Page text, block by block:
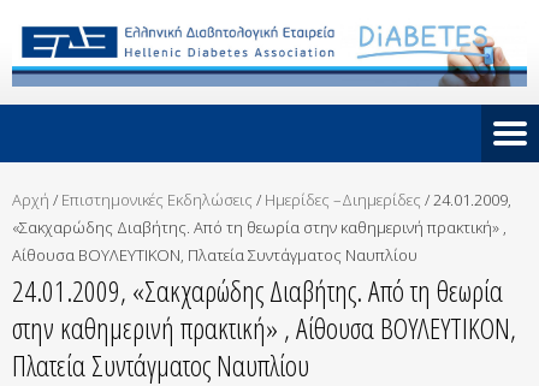
Αρχή / Επιστημονικές Εκδηλώσεις / Ημερίδες –Διημερίδες /24.01.2009,
«Σακχαρώδης Διαβήτης. Από τη θεωρία στην καθημερινή πρακτική» ,
Αίθουσα ΒΟΥΛΕΥΤΙΚΟΝ, Πλατεία Συντάγματος Ναυπλίου
24.01.2009, «Σακχαρώδης Διαβήτης. Από τη θεωρία
στην καθημερινή πρακτική» , Αίθουσα ΒΟΥΛΕΥΤΙΚΟΝ,
Πλατεία Συντάγματος Ναυπλίου